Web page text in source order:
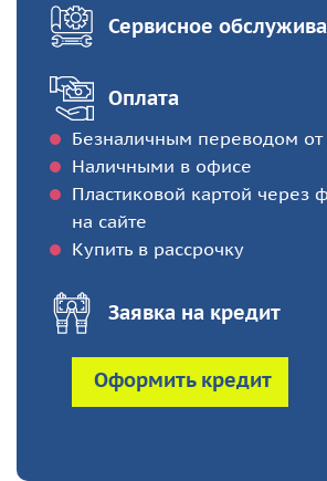
Сервисное
Оплата
Безналичным переводом
Наличными в офисе
Пластиковой картой через
на сайте
Купить в рассрочку
Заявка на кредит
Оформить кредит